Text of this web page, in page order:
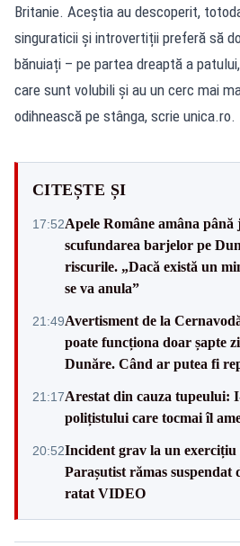
Britanie. Aceștia au descoperit,
singuraticii și introvertiții preferă să
bănuiați – pe partea dreaptă a
care sunt volubili și au un cerc mai
odihnească pe stânga, scrie unica.ro.
CITEȘTE ȘI
17:52Apele Române amâna până
scufundarea barjelor pe
riscurile. „Dacă există un
se va anula”
21:49Avertisment de la
poate funcționa doar șapte
Dunăre. Când ar putea fi
21:17Arestat din cauza tupeului:
polițistului care tocmai îl
20:52Incident grav la un
Parașutist rămas suspendat
ratat VIDEO